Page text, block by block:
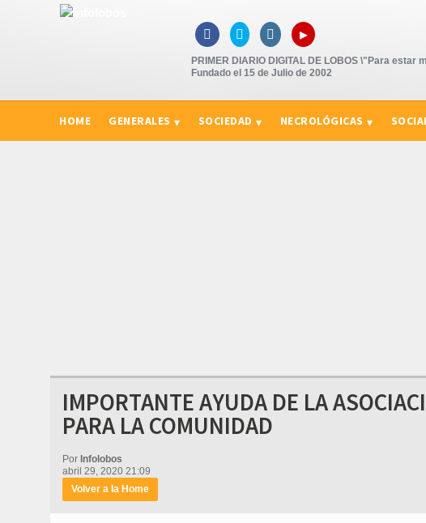
   ▸
PRIMER DIARIO DIGITAL DE LOBOS \"Para estar
Fundado el 15 de Julio de 2002
HOME GENERALES SOCIEDAD NECROLÓGICAS
IMPORTANTE AYUDA DE LA
PARA LA COMUNIDAD
Por Infolobos
abril 29, 2020 21:09
Volver a la Home